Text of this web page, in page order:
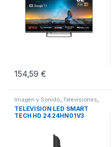
154,59€
Imagen y Sonido, Televisiones,
TV de 24 a 28 pulgadas
TELEVISIÓN LED SMART
TECH HD 24 24HN01V3